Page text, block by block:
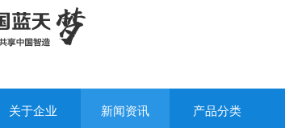
关于企业 新闻资讯 产品分类